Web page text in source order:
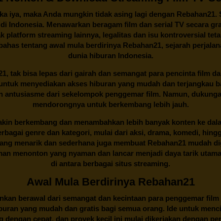
iya, maka Anda mungkin tidak asing lagi dengan Rebahan21.
Indonesia. Menawarkan beragam film dan serial TV secara
platform streaming lainnya, legalitas dan isu kontroversial
tentang awal mula berdirinya Rebahan21, sejarah
dunia hiburan Indonesia.
, tak bisa lepas dari gairah dan semangat para pencinta film
menyediakan akses hiburan yang mudah dan terjangkau
antusiasme dari sekelompok penggemar film. Namun,
mendorongnya untuk berkembang lebih jauh.
berkembang dan menambahkan lebih banyak konten ke
genre dan kategori, mulai dari aksi, drama, komedi,
menarik dan sederhana juga membuatRebahan21mudah
menonton yang nyaman dan lancar menjadi daya tarik
di antara berbagai situs streaming.
Awal Mula Berdirinya Rebahan21
berawal dari semangat dan kecintaan para penggemar
yang mudah dan gratis bagi semua orang. Ide untuk
dengan cepat, dan proyek kecil ini mulai dikerjakan dengan